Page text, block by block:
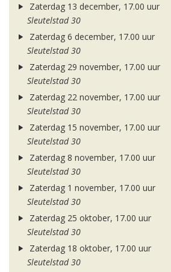
Zaterdag 13 december, 17.00 uur
Sleutelstad 30
Zaterdag 6 december, 17.00 uur
Sleutelstad 30
Zaterdag 29 november, 17.00 uur
Sleutelstad 30
Zaterdag 22 november, 17.00 uur
Sleutelstad 30
Zaterdag 15 november, 17.00 uur
Sleutelstad 30
Zaterdag 8 november, 17.00 uur
Sleutelstad 30
Zaterdag 1 november, 17.00 uur
Sleutelstad 30
Zaterdag 25 oktober, 17.00 uur
Sleutelstad 30
Zaterdag 18 oktober, 17.00 uur
Sleutelstad 30